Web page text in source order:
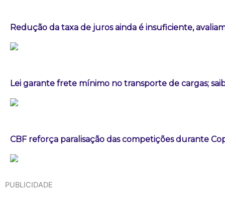
Redução da taxa de juros ainda é insuficiente,
Lei garante frete mínimo no transporte de cargas;
CBF reforça paralisação das competições durante
PUBLICIDADE